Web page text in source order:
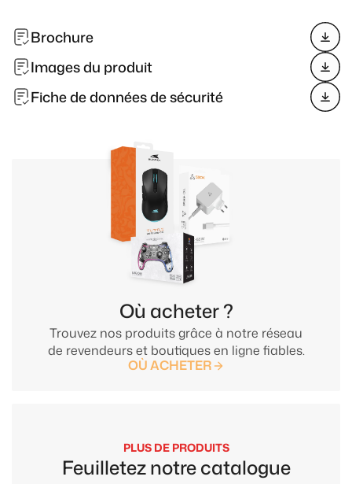
Brochure
Images du produit
Fiche de données de sécurité
Trouvez nos produits grâce à notre réseau
de revendeurs et boutiques en ligne fiables.
Où acheter ?
OÙ ACHETER
PLUS DE PRODUITS
Feuilletez notre catalogue